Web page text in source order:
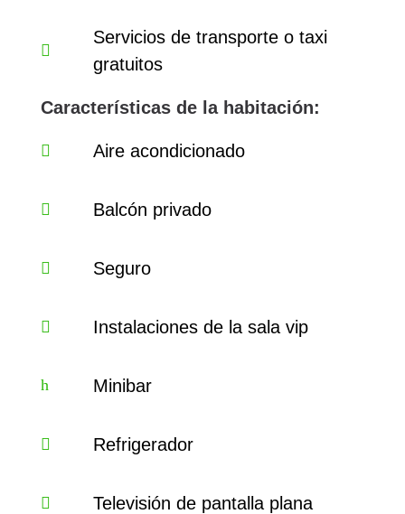
Servicios de transporte o taxi
gratuitos
Características de la habitación:
Aire acondicionado
Balcón privado
Seguro
Instalaciones de la sala vip
Minibar
Refrigerador
Televisión de pantalla plana